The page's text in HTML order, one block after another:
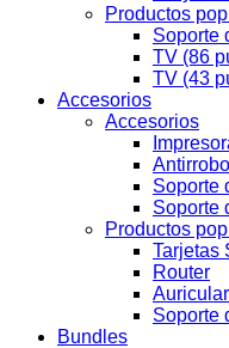
Productos
Soporte
TV (86
TV (43
Accesorios
Accesorios
Antirrobo
Soporte
Soporte
Productos
Tarjetas
Router
Soporte
Bundles